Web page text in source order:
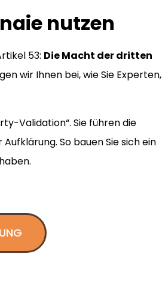
nutzen
53: Die Macht der dritten
wir Ihnen bei, wie Sie Experten,
Validation“. Sie führen die
So bauen Sie sich ein